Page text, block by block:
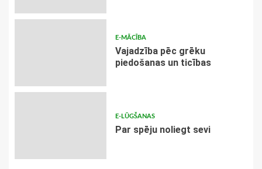
E-MĀCĪBA
Vajadzība pēc grēku
piedošanas un ticības
E-LŪGŠANAS
Par spēju noliegt sevi